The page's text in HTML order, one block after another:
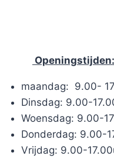
Openingstijden:
maandag: 9.00-
Dinsdag: 9.00-
Woensdag: 9.00-
Donderdag: 9.00-
Vrijdag: 9.00-